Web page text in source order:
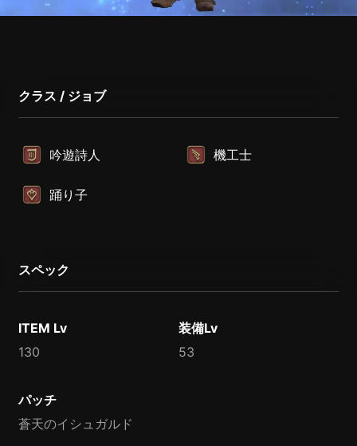
クラス / ジョブ
吟遊詩人 機工士
踊り子
スペック
ITEM Lv
130
装備Lv
53
パッチ
蒼天のイシュガルド